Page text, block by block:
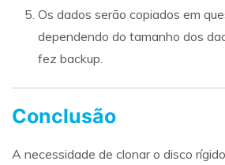
Os dados serão copiados em
dependendo do tamanho dos
fez backup.
Conclusão
A necessidade de clonar o disco